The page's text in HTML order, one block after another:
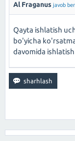
Al Fraganus javob
Qayta ishlatish
bo'yicha
davomida